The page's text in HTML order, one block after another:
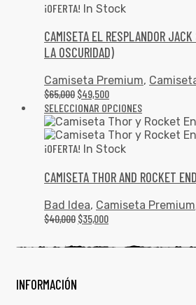
¡OFERTA! In Stock
CAMISETA EL RESPLANDOR
LA OSCURIDAD)
Camiseta Premium,
$65,000 $49,500
SELECCIONAR OPCIONES
¡OFERTA! In Stock
CAMISETA THOR AND ROCKET
Bad Idea, Camiseta Premium
$40,000 $35,000
INFORMACIÓN